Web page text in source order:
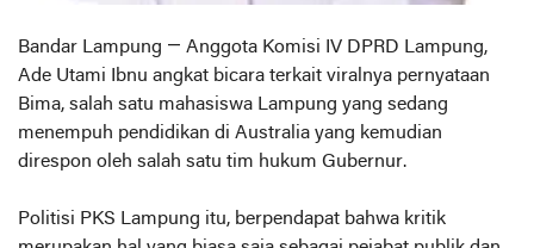
Bandar Lampung — Anggota Komisi IV DPRD Lampung,
Ade Utami Ibnu angkat bicara terkait viralnya pernyataan
Bima, salah satu mahasiswa Lampung yang sedang
menempuh pendidikan di Australia yang kemudian
direspon oleh salah satu tim hukum Gubernur.
Politisi PKS Lampung itu, berpendapat bahwa kritik